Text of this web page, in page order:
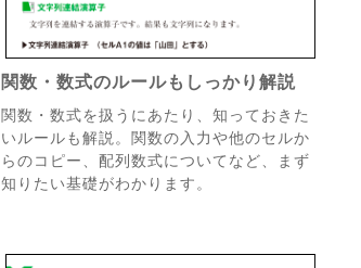
関数・数式のルールもしっかり解説
関数・数式を扱うにあたり、知っておきた
いルールも解説。関数の入力や他のセルか
らのコピー、配列数式についてなど、まず
知りたい基礎がわかります。